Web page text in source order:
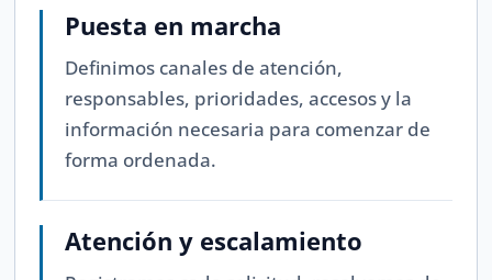
Puesta en marcha
Definimos canales de atención,
responsables, prioridades, accesos y la
información necesaria para comenzar de
forma ordenada.
Atención y escalamiento